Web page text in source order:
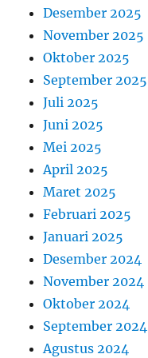
Desember 2025
November 2025
Oktober 2025
September 2025
Juli 2025
Juni 2025
Mei 2025
April 2025
Maret 2025
Februari 2025
Januari 2025
Desember 2024
November 2024
Oktober 2024
September 2024
Agustus 2024